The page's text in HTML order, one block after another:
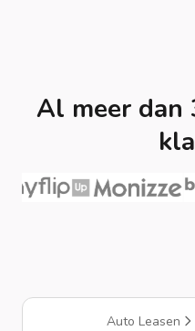
Al meer dan
Auto Leasen